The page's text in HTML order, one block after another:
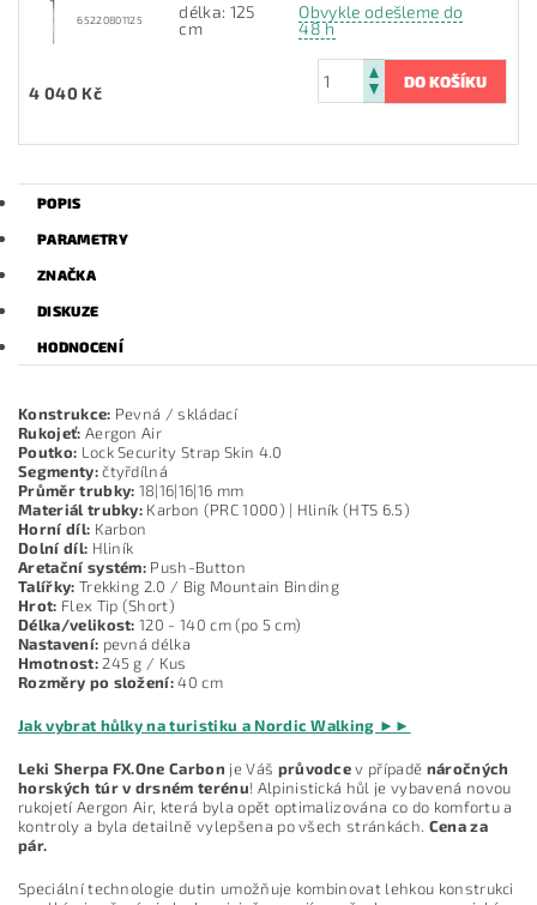
65220801125
délka: 125
cm
Obvykle odešleme do
48 h
4 040 Kč
POPIS
PARAMETRY
ZNAČKA
DISKUZE
HODNOCENÍ
Konstrukce: Pevná / skládací
Rukojeť: Aergon Air
Poutko: Lock Security Strap Skin 4.0
Segmenty:čtyřdílná
Průměr trubky: 18|16|16|16 mm
Materiál trubky: Karbon (PRC 1000) | Hliník (HTS 6.5)
Horní díl: Karbon
Dolní díl: Hliník
Aretační systém: Push-Button
Talířky: Trekking 2.0 / Big Mountain Binding
Hrot: Flex Tip (Short)
Délka/velikost: 120 - 140 cm (po 5 cm)
Nastavení: pevná délka
Hmotnost:245 g / Kus
Rozměry po složení:40 cm
Jak vybrat hůlky na turistiku a Nordic Walking ►►
Leki Sherpa FX.One Carbon je Váš průvodcev případě náročných
horských túr v drsném terénu! Alpinistická hůl je vybavená novou
rukojetí Aergon Air, která byla opět optimalizována co do komfortu a
kontroly a byla detailně vylepšena po všech stránkách. Cena za
pár.
Speciální technologie dutin umožňuje kombinovat lehkou konstrukci